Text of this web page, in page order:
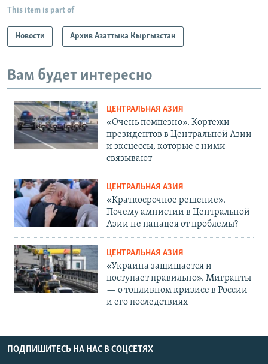
This item is part of
Новости Архив Азаттыка Кыргызстан
Вам будет интересно
ЦЕНТРАЛЬНАЯ АЗИЯ
«Очень помпезно». Кортежи
президентов в Центральной Азии
и эксцессы, которые с ними
связывают
ЦЕНТРАЛЬНАЯ АЗИЯ
«Краткосрочное решение».
Почему амнистии в Центральной
Азии не панацея от проблемы?
ЦЕНТРАЛЬНАЯ АЗИЯ
«Украина защищается и
поступает правильно». Мигранты
— о топливном кризисе в России
и его последствиях
ПОДПИШИТЕСЬ НА НАС В СОЦСЕТЯХ